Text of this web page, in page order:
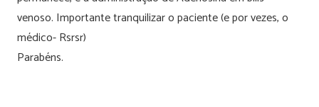
venoso. Importante tranquilizar o paciente (e por vezes, o
médico- Rsrsr)
Parabéns.